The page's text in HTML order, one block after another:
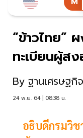
“ข้าวไทย”
ทะเบียนผู้ส
By ฐานเศรษฐกิ
24 พ.ย. 64 | 08:38 น.
อธิบดีกรมวิช